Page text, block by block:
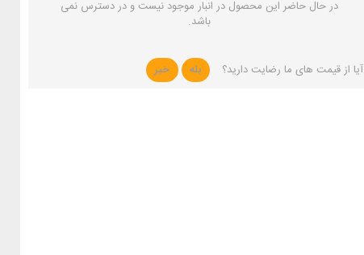
در حال حاضر این محصول در انبار موجود نیست و در دسترس نمی
باشد.
آیا از قیمت های ما رضایت دارید؟ بله خیر